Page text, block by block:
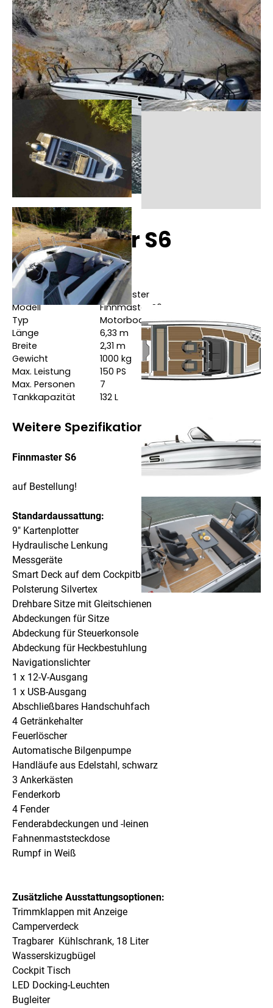
Finnmaster S6
Technische Daten
Hersteller
Finnmaster
Modell
Finnmaster S6
Typ
Motorboote
Länge
6,33 m
Breite
2,31 m
Gewicht
1000 kg
Max. Leistung
150 PS
Max. Personen
7
Tankkapazität
132 L
Weitere Spezifikationen
Finnmaster S6
auf Bestellung!
Standardaussattung:
9" Kartenplotter
Hydraulische Lenkung
Messgeräte
Smart Deck auf dem Cockpitboden
Polsterung Silvertex
Drehbare Sitze mit Gleitschienen
Abdeckungen für Sitze
Abdeckung für Steuerkonsole
Abdeckung für Heckbestuhlung
Navigationslichter
1 x 12-V-Ausgang
1 x USB-Ausgang
Abschließbares Handschuhfach
4 Getränkehalter
Feuerlöscher
Automatische Bilgenpumpe
Handläufe aus Edelstahl, schwarz
3 Ankerkästen
Fenderkorb
4 Fender
Fenderabdeckungen und -leinen
Fahnenmaststeckdose
Rumpf in Weiß
Zusätzliche Ausstattungsoptionen:
Trimmklappen mit Anzeige
Camperverdeck
Tragbarer Kühlschrank, 18 Liter
Wasserskizugbügel
Cockpit Tisch
LED Docking-Leuchten
Bugleiter